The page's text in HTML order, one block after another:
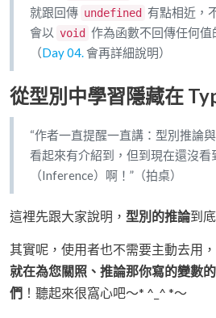
就跟回傳 undefined 有點相近，
會以 void 作為函數不回傳任何值
（Day 04.會再詳細說明）
從型別中學習隱藏在
“作者一直提醒一直講：型別推論
看起來有介紹到，但到現在還沒看
（Inference）啊！”（拍桌）
這裡先跟大家說明， 型別的推論到
其實呢，使用者也不需要主動去用，
就在為您關照、推論那你寫的變數
們 ！聽起來很窩心吧～* ^_^ *～